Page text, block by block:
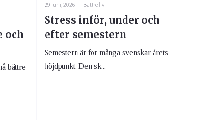
och
bättre
29 juni, 2026 Bättre liv
Stress inför, under och
efter semestern
Semestern är för många svenskar årets
höjdpunkt. Den sk...